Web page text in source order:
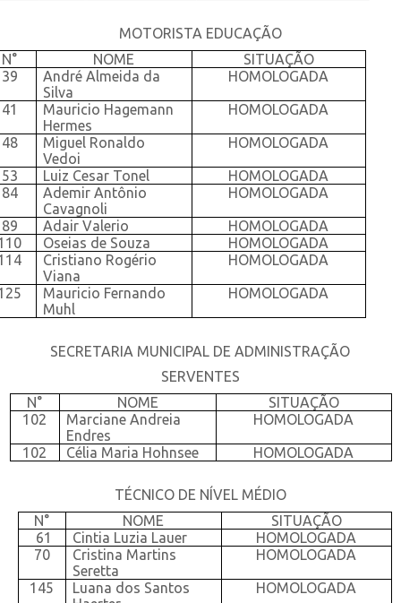
MOTORISTA EDUCAÇÃO
N°
NOME
SITUAÇÃO
39
André Almeida da
Silva
HOMOLOGADA
41
Mauricio Hagemann
Hermes
HOMOLOGADA
48
Miguel Ronaldo
Vedoi
HOMOLOGADA
53 Luiz Cesar Tonel
HOMOLOGADA
84
Ademir Antônio
Cavagnoli
HOMOLOGADA
89 Adair Valerio
HOMOLOGADA
Oseias de Souza
HOMOLOGADA
Cristiano Rogério
Viana
HOMOLOGADA
Mauricio Fernando
Muhl
HOMOLOGADA
SECRETARIA MUNICIPAL DE ADMINISTRAÇÃO
SERVENTES
N°
NOME
SITUAÇÃO
102
Marciane Andreia
Endres
HOMOLOGADA
102 Célia Maria Hohnsee HOMOLOGADA
TÉCNICO DE NÍVEL MÉDIO
N°
NOME
SITUAÇÃO
61
Cintia Luzia Lauer
HOMOLOGADA
70
Cristina Martins
Seretta
HOMOLOGADA
145
Luana dos Santos
HOMOLOGADA